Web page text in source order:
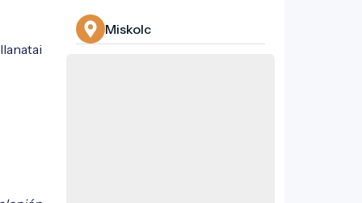
Miskolc